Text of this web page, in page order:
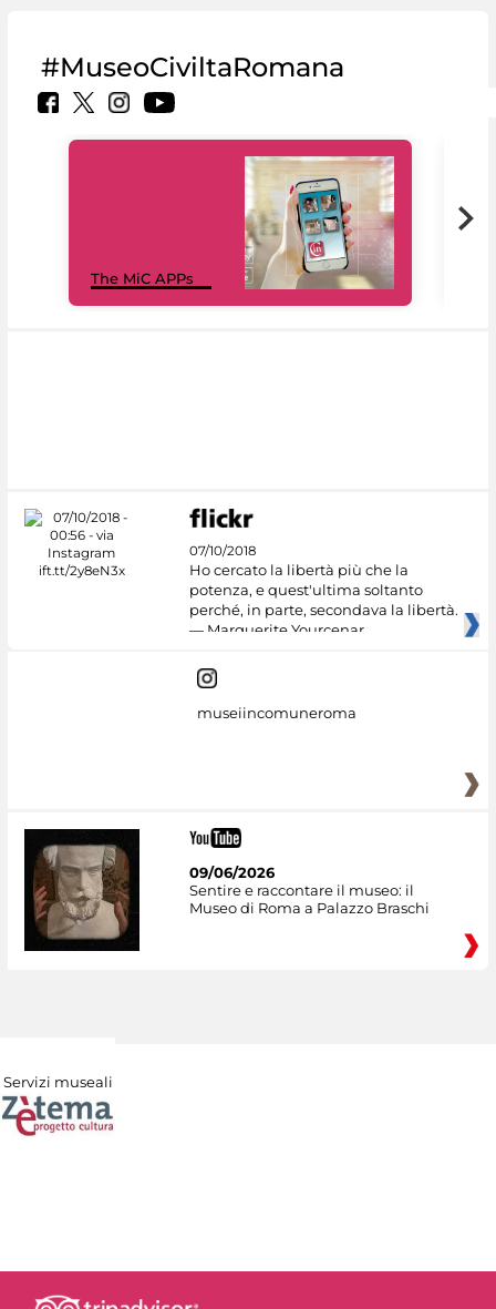
#MuseoCiviltaRomana
The MiC APPs
07/10/2018
Ho cercato la libertà più che la
potenza, e quest'ultima soltanto
perché, in parte, secondava la libertà.
— Marguerite Yourcenar
museiincomuneroma
09/06/2026
Sentire e raccontare il museo: il
Museo di Roma a Palazzo Braschi
Servizi museali